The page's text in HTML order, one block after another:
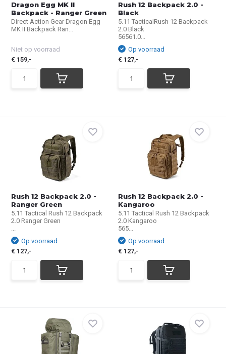
Dragon Egg MK II
Backpack - Ranger Green
Direct Action Gear Dragon Egg
MK II Backpack Ran...
Niet op voorraad
€ 159,-
Rush 12 Backpack 2.0 -
Black
5.11 TacticalRush 12 Backpack
2.0 Black
56561.0...
Op voorraad
€ 127,-
Rush 12 Backpack 2.0 -
Ranger Green
5.11 Tactical Rush 12 Backpack
2.0 Ranger Green
...
Op voorraad
€ 127,-
Rush 12 Backpack 2.0 -
Kangaroo
5.11 Tactical Rush 12 Backpack
2.0 Kangaroo
565...
Op voorraad
€ 127,-